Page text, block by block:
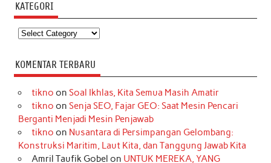
KATEGORI
Kategori
KOMENTAR TERBARU
tikno on Soal Ikhlas, Kita Semua Masih Amatir
tikno on Senja SEO, Fajar GEO: Saat Mesin Pencari
Berganti Menjadi Mesin Penjawab
tikno on Nusantara di Persimpangan Gelombang:
Konstruksi Maritim, Laut Kita, dan Tanggung Jawab Kita
Amril Taufik Gobel on UNTUK MEREKA, YANG